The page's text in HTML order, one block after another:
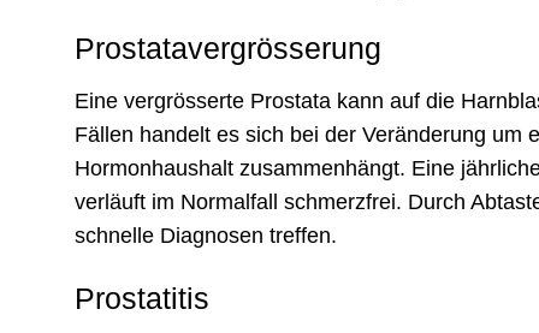
Prostatavergrösserung
Eine vergrösserte Prostata kann auf die
Fällen handelt es sich bei der Veränderung um
Hormonhaushalt zusammenhängt. Eine
verläuft im Normalfall schmerzfrei. Durch
schnelle Diagnosen treffen.
Prostatitis